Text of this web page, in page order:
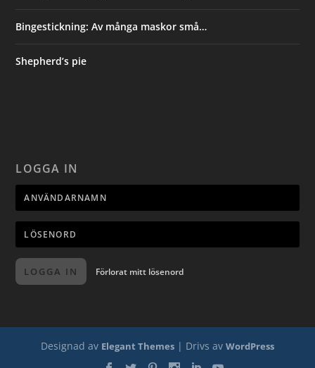
Bingestickning: Av många maskor små…
Shepherd’s pie
LOGGA IN
LOGGA IN Förlorat mitt lösenord
Designad av Elegant Themes | Drivs av WordPress